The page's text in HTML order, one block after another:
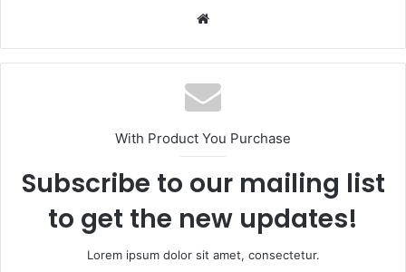
Website
With Product You Purchase
Subscribe to our mailing list
to get the new updates!
Lorem ipsum dolor sit amet, consectetur.